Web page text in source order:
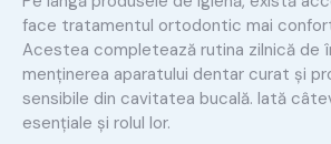
face tratamentul ortodontic mai
Acestea completează rutina zilnică de
menținerea aparatului dentar curat și
sensibile din cavitatea bucală. Iată
esențiale și rolul lor.